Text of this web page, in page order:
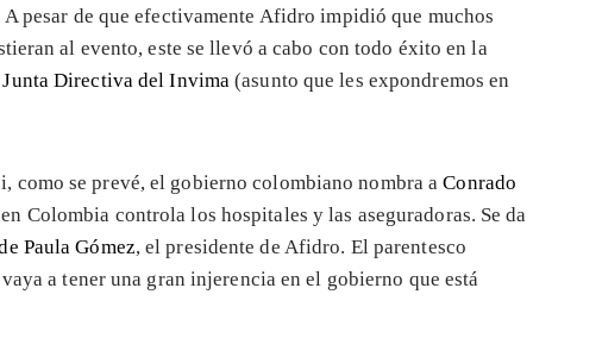
pesar de que efectivamente Afidro impidió que muchos
al evento, este se llevó a cabo con todo éxito en la
Junta Directiva del Invima(asunto que les expondremos en
como se prevé, el gobierno colombiano nombra aConrado
Colombia controla los hospitales y las aseguradoras. Se da
Paula Gómez, el presidente de Afidro. El parentesco
a tener una gran injerencia en el gobierno que está